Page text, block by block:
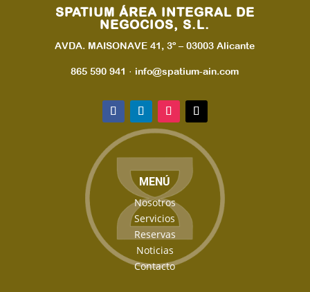
SPATIUM ÁREA INTEGRAL DE
NEGOCIOS, S.L.
AVDA. MAISONAVE 41, 3º – 03003 Alicante
865 590 941 · info@spatium-ain.com
MENÚ
Nosotros
Servicios
Reservas
Noticias
Contacto